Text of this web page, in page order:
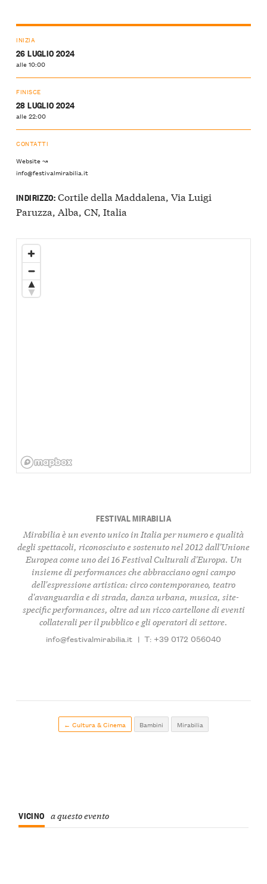
INIZIA
26 LUGLIO 2024
alle 10:00
FINISCE
28 LUGLIO 2024
alle 22:00
CONTATTI
Website ↝
info@festivalmirabilia.it
INDIRIZZO:Cortile della Maddalena, Via Luigi
Paruzza, Alba, CN, Italia
FESTIVAL MIRABILIA
Mirabilia è un evento unico in Italia per numero e qualità
degli spettacoli, riconosciuto e sostenuto nel 2012 dall'Unione
Europea come uno dei 16 Festival Culturali d'Europa. Un
insieme di performances che abbracciano ogni campo
dell'espressione artistica: circo contemporaneo, teatro
d'avanguardia e di strada, danza urbana, musica, site-
specific performances, oltre ad un ricco cartellone di eventi
collaterali per il pubblico e gli operatori di settore.
info@festivalmirabilia.it | T: +39 0172 056040
← Cultura & Cinema Bambini Mirabilia
VICINO a questo evento